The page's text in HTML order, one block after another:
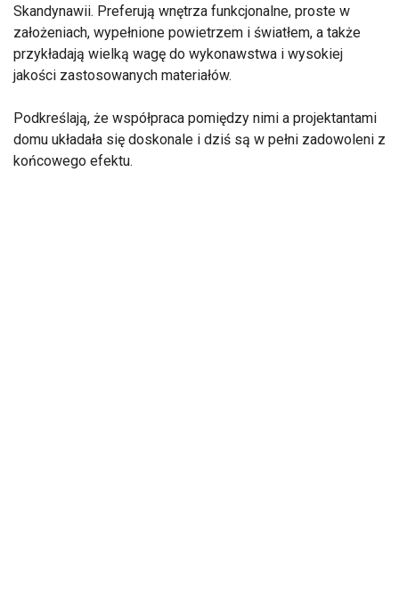
Skandynawii. Preferują wnętrza funkcjonalne, proste w
założeniach, wypełnione powietrzem i światłem, a także
przykładają wielką wagę do wykonawstwa i wysokiej
jakości zastosowanych materiałów.
Podkreślają, że współpraca pomiędzy nimi a projektantami
domu układała się doskonale i dziś są w pełni zadowoleni z
końcowego efektu.